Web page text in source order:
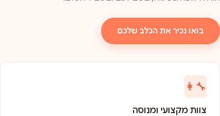
בואו נכיר את הכלב שלכם
👩‍🔧
צוות מקצועי ומנוסה